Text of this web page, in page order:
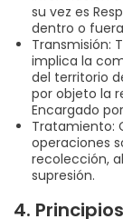
su vez es
dentro o
Transmisión:
implica la
del territorio
por objeto la
Encargado
Tratamiento:
operaciones
recolección,
supresión.
4.